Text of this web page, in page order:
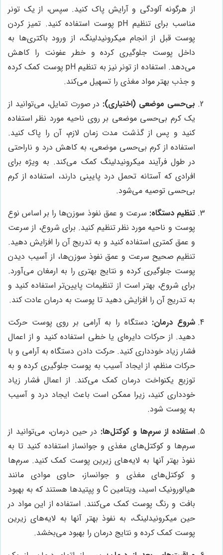
از هرگونه آلودگی و آرایش پاک کنید. سپس، از یک تونر
مناسب برای تنظیم pH پوست استفاده کنید. تمیز کردن
پوست قبل از انجام میکرونیدلینگ، از ورود باکتری‌ها به
داخل پوست جلوگیری کرده و خطر عفونت را کاهش
می‌دهد. استفاده از تونر نیز به تنظیم pH پوست کمک کرده
و جذب بهتر مواد مغذی را تسهیل می‌کند.
بی‌حسی موضعی (اختیاری): در صورت تمایل، می‌توانید از
یک کرم بی‌حسی موضعی بر روی ناحیه مورد نظر استفاده
کنید و پس از گذشت مدت زمان لازم، آن را پاک کنید.
استفاده از کرم بی‌حسی موضعی، به کاهش درد و ناراحتی
در طول فرآیند میکرونیدلینگ کمک می‌کند. به ویژه برای
افرادی که آستانه تحمل درد پایینی دارند، استفاده از کرم
بی‌حسی توصیه می‌شود.
تنظیم دستگاه: سرعت و عمق نفوذ سوزن‌ها را بر اساس نوع
پوست و ناحیه مورد نظر تنظیم کنید. برای شروع، از سرعت
و عمق کمتری استفاده کنید و به تدریج آن را افزایش دهید.
تنظیم صحیح سرعت و عمق نفوذ سوزن‌ها، از آسیب دیدن
پوست جلوگیری کرده و نتایج بهتری را به ارمغان می‌آورد.
برای شروع، بهتر است از تنظیمات پایین‌تر استفاده کنید و
به تدریج آن را افزایش دهید تا پوست به درمان عادت کند.
شروع درمان: دستگاه را به آرامی بر روی پوست حرکت
دهید. از حرکات دایره‌ای یا خطی استفاده کنید و از اعمال
فشار زیاد خودداری کنید. حرکت دادن دستگاه به آرامی و با
حرکات منظم، از ایجاد آسیب به پوست جلوگیری کرده و به
توزیع یکنواخت درمان کمک می‌کند. از اعمال فشار زیاد
خودداری کنید، زیرا ممکن است باعث ایجاد درد و آسیب
به پوست شود.
استفاده از سرم‌ها و کوکتل‌ها: در حین درمان، می‌توانید از
سرم‌ها و کوکتل‌های مغذی و جوانساز استفاده کنید تا به
نفوذ بهتر آنها به لایه‌های زیرین پوست کمک کنید. سرم‌ها
و کوکتل‌های مغذی و جوانساز، حاوی موادی مانند
هیالورونیک اسید، ویتامین C و پپتیدها هستند که به بهبود
بافت و رنگ پوست کمک می‌کنند. استفاده از این مواد در
حین میکرونیدلینگ، به نفوذ بهتر آنها به لایه‌های زیرین
پوست کمک کرده و نتایج درمان را بهبود می‌بخشد.